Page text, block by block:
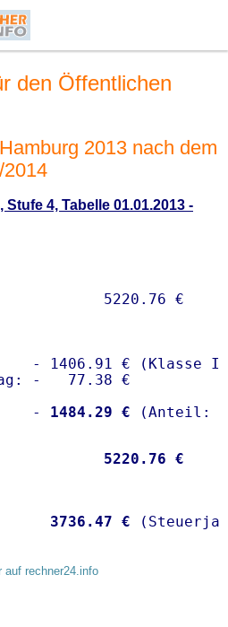
den Öffentlichen
2013 nach dem
4, Tabelle 01.01.2013 -
- 1406.91 € (Klasse I)
-   77.38 €
-
1484.29 €
5220.76 €
3736.47 €
auf rechner24.info